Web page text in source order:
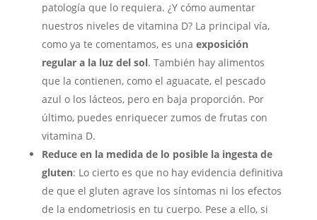
patología que lo requiera. ¿Y cómo aumentar
nuestros niveles de vitamina D? La principal vía,
como ya te comentamos, es una exposición
regular a la luz del sol. También hay alimentos
que la contienen, como el aguacate, el pescado
azul o los lácteos, pero en baja proporción. Por
último, puedes enriquecer zumos de frutas con
vitamina D.
Reduce en la medida de lo posible la ingesta de
gluten: Lo cierto es que no hay evidencia definitiva
de que el gluten agrave los síntomas ni los efectos
de la endometriosis en tu cuerpo. Pese a ello, si